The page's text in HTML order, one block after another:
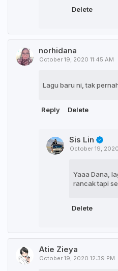
Delete
norhidana
October 19, 2020 11:45 AM
Lagu baru ni, tak
Reply Delete
Sis Lin
October 19,
Yaaa Dana,
rancak tapi
Delete
Atie Zieya
October 19, 2020 12:39 PM